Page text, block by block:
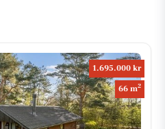
1.695.000 kr
66 m2